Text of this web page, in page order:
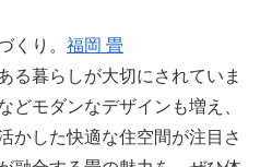
くり。 福岡 畳
る暮らしが大切にされていま
どモダンなデザインも増え、
かした快適な住空間が注目さ